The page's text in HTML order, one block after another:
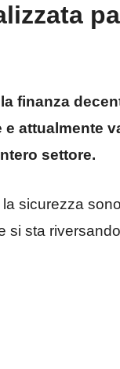
finanza
e attualmente
settore.
sicurezza
si sta